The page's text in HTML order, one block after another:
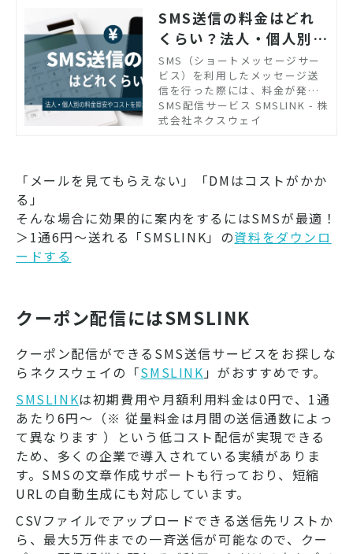
SMS送信の料金はどれ
くらい？法人・個人別に
料金の目安を紹介
SMS（ショートメッセージサー
ビス）を利用したメッセージ送
信を行った際には、料金が発生
します。今回は、SMS送信を行
った際の送信料金のほか、SMS
イのSMSメッセージ送信サービ
します。
SMS配信サービス SMSLINK - 株
式会社ネクスウェイ
「メールを見てもらえない」「DMはコストがかか
る」
そんな場合に効果的に案内をするにはSMSが最適！
＞1通6円～送れる「SMSLINK」の資料をダウンロ
ードする
クーポン配信にはSMSLINK
クーポン配信ができるSMS送信サービスをお探しな
らネクスウェイの「SMSLINK 」がおすすめです。
SMSLINKは初期費用や月額利用料金は0円で、1通
あたり6円〜（※ 従量料金は月間の送信通数によっ
て異なります ）という低コスト配信が実現できる
ため、多くの企業で導入されている実績がありま
す。SMSの文章作成サポートも行っており、短縮
URLの自動生成にも対応しています。
CSVファイルでアップロードできる送信先リストか
ら、最大5万件までの一斉送信が可能なので、クー